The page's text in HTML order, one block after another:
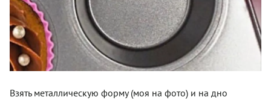
Взять металлическую форму (моя на фото) и на дно